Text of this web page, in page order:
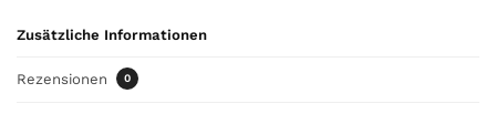
u
t
Zusätzliche Informationen
Rezensionen 0